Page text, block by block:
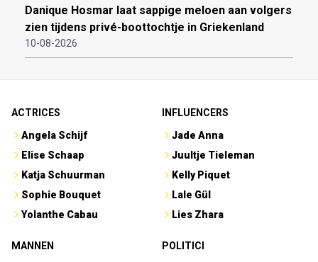
Danique Hosmar laat sappige meloen aan volgers
zien tijdens privé-boottochtje in Griekenland
10-08-2026
ACTRICES
Angela Schijf
Elise Schaap
Katja Schuurman
Sophie Bouquet
Yolanthe Cabau
INFLUENCERS
Jade Anna
Juultje Tieleman
Kelly Piquet
Lale Gül
Lies Zhara
MANNEN
POLITICI